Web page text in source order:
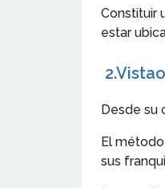
Constituir
estar
2.
Desde su
El
sus